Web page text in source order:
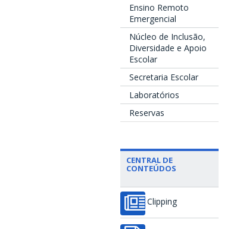
Ensino Remoto
Emergencial
Núcleo de Inclusão,
Diversidade e Apoio
Escolar
Secretaria Escolar
Laboratórios
Reservas
CENTRAL DE
CONTEÚDOS
Clipping